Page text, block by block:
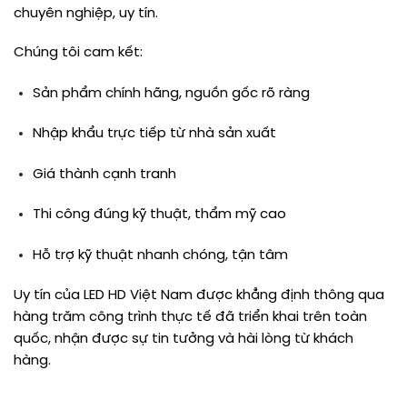
chuyên nghiệp, uy tín.
Chúng tôi cam kết:
Sản phẩm chính hãng, nguồn gốc rõ ràng
Nhập khẩu trực tiếp từ nhà sản xuất
Giá thành cạnh tranh
Thi công đúng kỹ thuật, thẩm mỹ cao
Hỗ trợ kỹ thuật nhanh chóng, tận tâm
Uy tín của LED HD Việt Nam được khẳng định thông qua
hàng trăm công trình thực tế đã triển khai trên toàn
quốc, nhận được sự tin tưởng và hài lòng từ khách
hàng.